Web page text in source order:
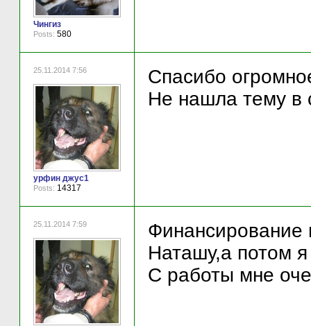
Чингиз
Posts: 580
25.11.2014 7:56
урфин джус1
Posts: 14317
Спасибо
Не нашла тему в
25.11.2014 7:59
Финансирование
Наташу,а потом
С работы мне